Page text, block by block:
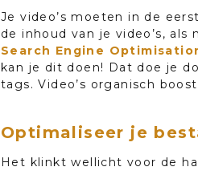
Je video’s moeten in de
de inhoud van je video’s,
Search Engine
kan je dit doen! Dat doe je
tags. Video’s organisch
Optimaliseer je
Het klinkt wellicht voor de